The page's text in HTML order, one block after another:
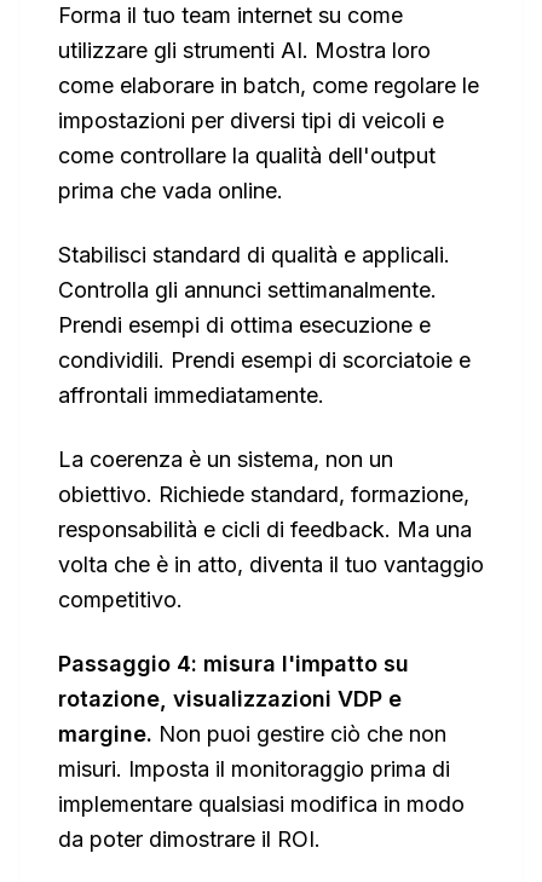
Forma il tuo team internet su come
utilizzare gli strumenti AI. Mostra loro
come elaborare in batch, come regolare le
impostazioni per diversi tipi di veicoli e
come controllare la qualità dell'output
prima che vada online.
Stabilisci standard di qualità e applicali.
Controlla gli annunci settimanalmente.
Prendi esempi di ottima esecuzione e
condividili. Prendi esempi di scorciatoie e
affrontali immediatamente.
La coerenza è un sistema, non un
obiettivo. Richiede standard, formazione,
responsabilità e cicli di feedback. Ma una
volta che è in atto, diventa il tuo vantaggio
competitivo.
Passaggio 4: misura l'impatto su
rotazione, visualizzazioni VDP e
margine. Non puoi gestire ciò che non
misuri. Imposta il monitoraggio prima di
implementare qualsiasi modifica in modo
da poter dimostrare il ROI.